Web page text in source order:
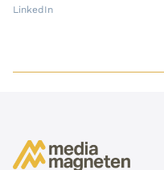
LinkedIn